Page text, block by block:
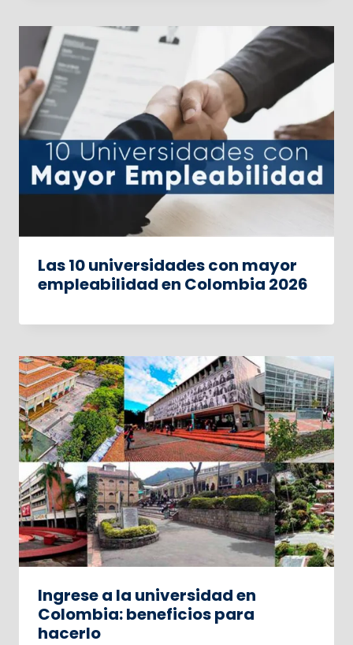
Las 10 universidades con mayor
empleabilidad en Colombia 2026
Ingrese a la universidad en
Colombia: beneficios para
hacerlo